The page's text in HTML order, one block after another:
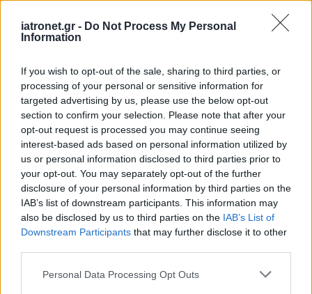
iatronet.gr - Do Not Process My Personal
Information
If you wish to opt-out of the sale, sharing to third parties, or
processing of your personal or sensitive information for
targeted advertising by us, please use the below opt-out
section to confirm your selection. Please note that after your
opt-out request is processed you may continue seeing
interest-based ads based on personal information utilized by
us or personal information disclosed to third parties prior to
your opt-out. You may separately opt-out of the further
disclosure of your personal information by third parties on the
IAB’s list of downstream participants. This information may
also be disclosed by us to third parties on the IAB’s List of
Downstream Participants that may further disclose it to other
Please note that this website/app uses one or more Google
Personal Data Processing Opt Outs